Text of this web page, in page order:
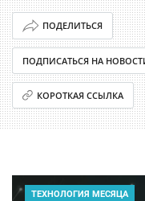
ПОДЕЛИТЬСЯ
ПОДПИСАТЬСЯ НА
КОРОТКАЯ ССЫЛКА
ТЕХНОЛОГИЯ МЕСЯЦА